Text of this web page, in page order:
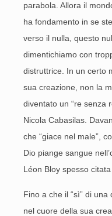
parabola. Allora il
ha fondamento in se
verso il nulla, questo
dimentichiamo con
distruttrice. In un certo
sua creazione, non la
diventato un “re senza
Nicola Cabasilas.
che “giace nel male”,
Dio piange sangue
Léon Bloy spesso
Fino a che il “sì” di
nel cuore della sua